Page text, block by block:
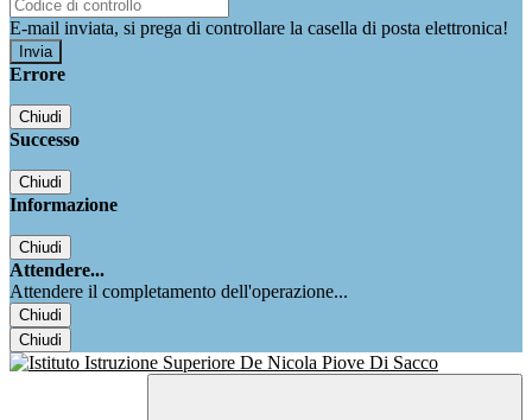
E-mail inviata, si prega di controllare la casella di posta elettronica!
Errore
Chiudi
Successo
Chiudi
Informazione
Chiudi
Attendere...
Attendere il completamento dell'operazione...
Chiudi
Chiudi